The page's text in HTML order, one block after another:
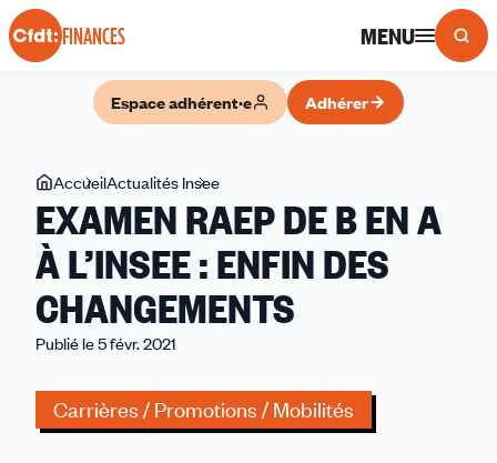
Panneau de gestion des cookies
FINANCES MENU
Espace adhérent·e Adhérer
Vous
êtes
ici
AccueilActualités Insee
RAEP
DE
B
EN
A
ENFIN
DES
EXAMEN RAEP DE B EN A
À L’INSEE : ENFIN DES
CHANGEMENTS
Publié le 5 févr. 2021
Carrières / Promotions / Mobilités